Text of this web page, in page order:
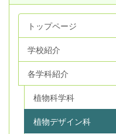
トップページ
学校紹介
各学科紹介
植物科学科
植物デザイン科